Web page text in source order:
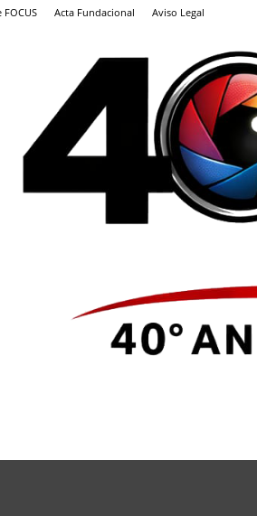
Acta Fundacional Aviso Legal